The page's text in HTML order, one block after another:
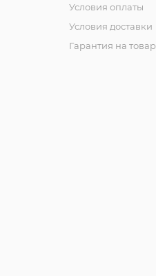
Условия оплаты
Условия доставки
Гарантия на товар